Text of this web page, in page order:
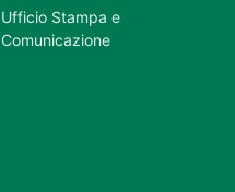
Ufficio Stampa e
Comunicazione